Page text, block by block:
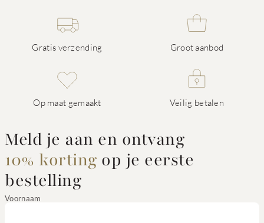
Gratis verzending Groot aanbod
Op maat gemaakt Veilig betalen
Meld je aan en ontvang
10% korting op je eerste
bestelling
Voornaam